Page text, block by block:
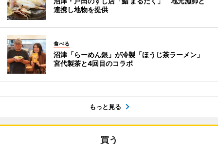
連携し地物を提供
食べる
沼津「らーめん銀」が冷製「ほうじ茶ラーメン」
宮代製茶と4回目のコラボ
もっと見る
買う